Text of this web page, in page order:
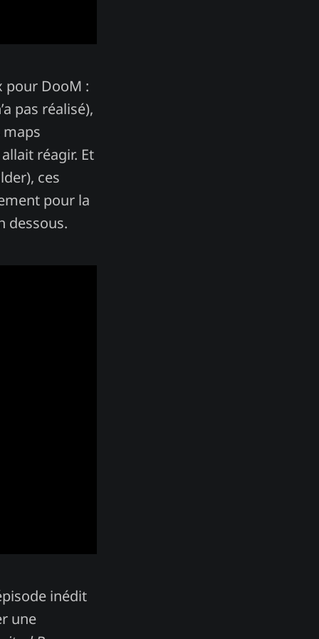
pour DooM :
pas réalisé),
maps
réagir. Et
ces
pour la
dessous.
inédit
une